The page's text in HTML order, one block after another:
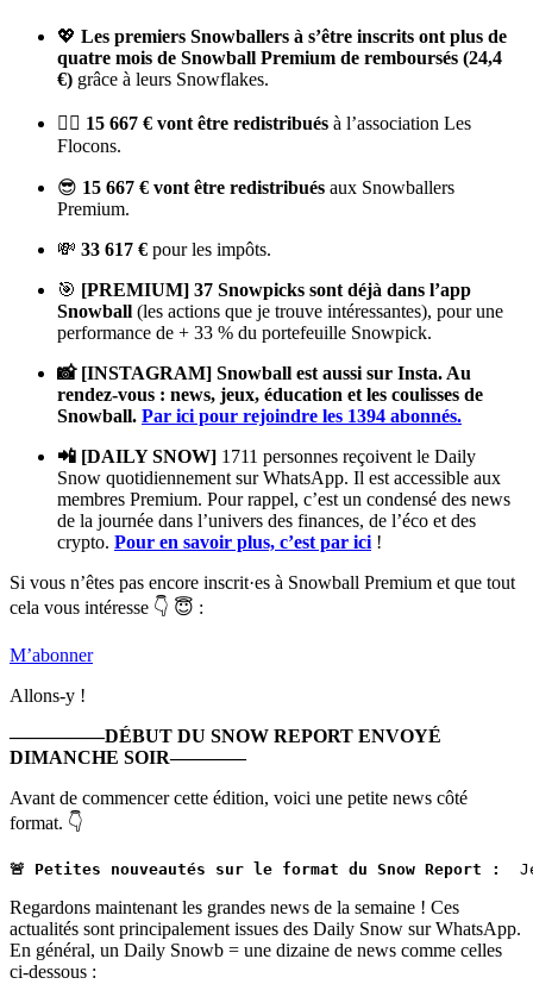
💖 Les premiers Snowballers à s’être inscrits ont plus de
quatre mois de Snowball Premium de remboursés (24,4
€) grâce à leurs Snowflakes.
💁‍♀️ 15 667 € vont être redistribués à l’association Les
Flocons.
😎 15 667 € vont être redistribués aux Snowballers
Premium.
💸 33 617 € pour les impôts.
🎯 [PREMIUM] 37 Snowpicks sont déjà dans l’app
Snowball (les actions que je trouve intéressantes), pour une
performance de + 33 % du portefeuille Snowpick.
📸 [INSTAGRAM] Snowball est aussi sur Insta. Au
rendez-vous : news, jeux, éducation et les coulisses de
Snowball. Par ici pour rejoindre les 1394 abonnés.
📲 [DAILY SNOW] 1711 personnes reçoivent le Daily
Snow quotidiennement sur WhatsApp. Il est accessible aux
membres Premium. Pour rappel, c’est un condensé des news
de la journée dans l’univers des finances, de l’éco et des
crypto. Pour en savoir plus, c’est par ici !
Si vous n’êtes pas encore inscrit·es à Snowball Premium et que tout
cela vous intéresse 👇 😇 :
M’abonner
Allons-y !
—————DÉBUT DU SNOW REPORT ENVOYÉ
DIMANCHE SOIR————
Avant de commencer cette édition, voici une petite news côté
format. 👇
🚨 Petites nouveautés sur le format du Snow Report :
Regardons maintenant les grandes news de la semaine ! Ces
actualités sont principalement issues des Daily Snow sur WhatsApp.
En général, un Daily Snowb = une dizaine de news comme celles
ci-dessous :